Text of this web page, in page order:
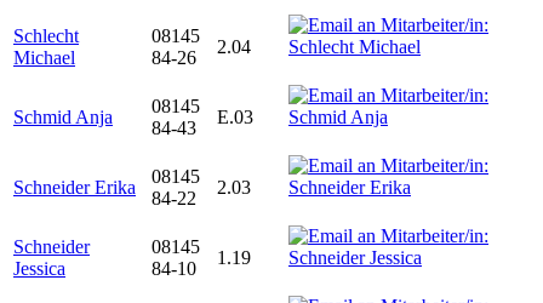
Schlecht
Michael
08145
84-26
2.04
Schmid Anja
08145
84-43
E.03
Schneider Erika
08145
84-22
2.03
Schneider
Jessica
08145
84-10
1.19